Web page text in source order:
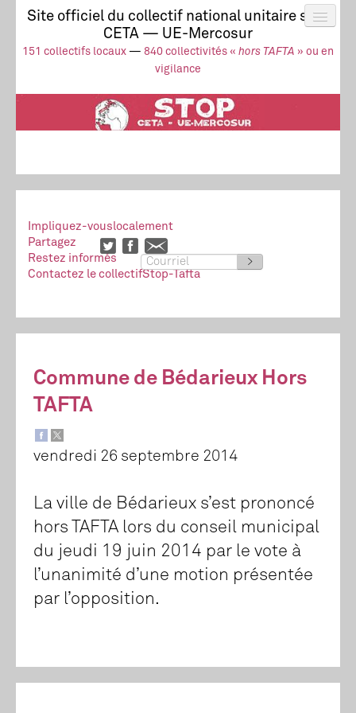
Site officiel du collectif national unitaire stop
CETA — UE-Mercosur
151 collectifs locaux — 840 collectivités « hors TAFTA » ou en
vigilance
Actus
UE-Mercosur
Stop à l’impunité !
TAFTA
CETA
Collectif
Impliquez-vouslocalement
Partagez
Restez informés
>
Contactez le collectifStop-Tafta
Commune de Bédarieux Hors
TAFTA
vendredi 26 septembre 2014
La ville de Bédarieux s’est prononcé
hors TAFTA lors du conseil municipal
du jeudi 19 juin 2014 par le vote à
l’unanimité d’une motion présentée
par l’opposition.